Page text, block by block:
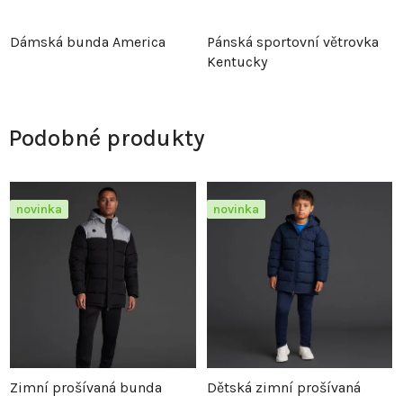
Dámská bunda America
Pánská sportovní větrovka
Kentucky
Podobné produkty
novinka
Zimní prošívaná bunda
novinka
Dětská zimní prošívaná